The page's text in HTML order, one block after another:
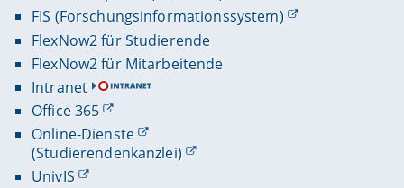
FIS (Forschungsinformationssystem)
FlexNow2 für Studierende
FlexNow2 für Mitarbeitende
Intranet
Office 365
Online-Dienste
(Studierendenkanzlei)
UnivIS